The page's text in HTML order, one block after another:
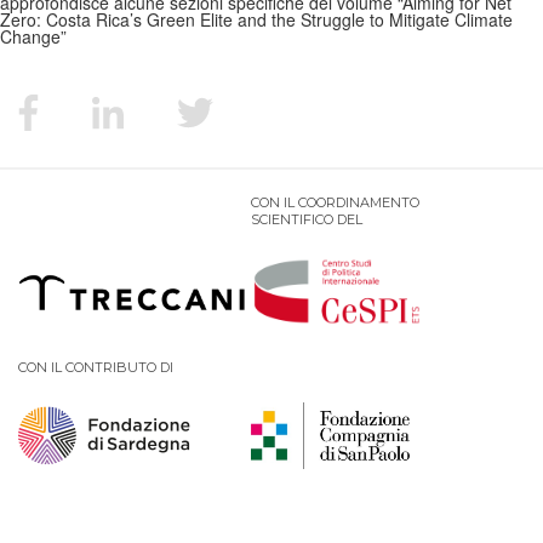
AUTORI
Zero: Costa Rica’s Green Elite and the Struggle to Mitigate Climate
Change”
CON IL COORDINAMENTO
SCIENTIFICO DEL
CON IL CONTRIBUTO DI